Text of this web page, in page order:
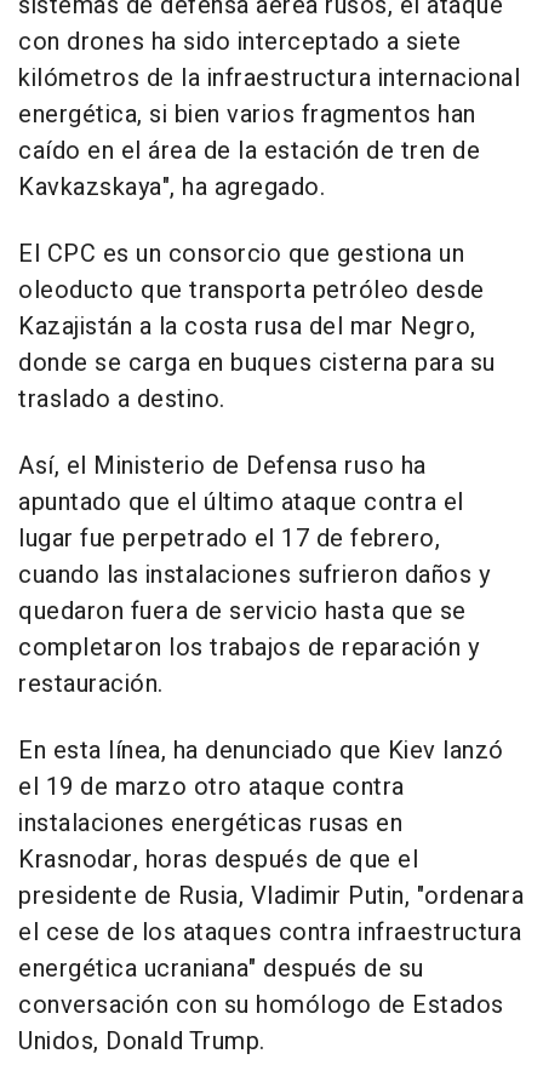
con drones ha sido interceptado a siete
kilómetros de la infraestructura internacional
energética, si bien varios fragmentos han
caído en el área de la estación de tren de
Kavkazskaya", ha agregado.
El CPC es un consorcio que gestiona un
oleoducto que transporta petróleo desde
Kazajistán a la costa rusa del mar Negro,
donde se carga en buques cisterna para su
traslado a destino.
Así, el Ministerio de Defensa ruso ha
apuntado que el último ataque contra el
lugar fue perpetrado el 17 de febrero,
cuando las instalaciones sufrieron daños y
quedaron fuera de servicio hasta que se
completaron los trabajos de reparación y
restauración.
En esta línea, ha denunciado que Kiev lanzó
el 19 de marzo otro ataque contra
instalaciones energéticas rusas en
Krasnodar, horas después de que el
presidente de Rusia, Vladimir Putin, "ordenara
el cese de los ataques contra infraestructura
energética ucraniana" después de su
conversación con su homólogo de Estados
Unidos, Donald Trump.